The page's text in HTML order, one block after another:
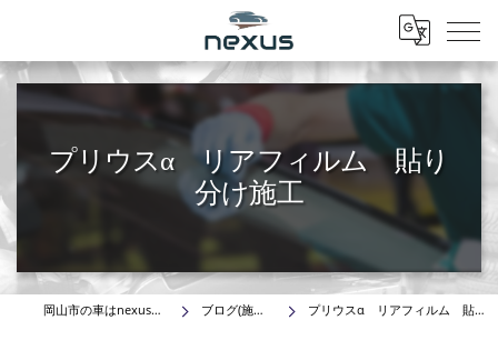
Menu
プリウスα リアフィルム 貼り
分け施工
岡山市の車はnexus株式会社 ブログ(施工事例) プリウスα リアフィルム 貼り分け施工